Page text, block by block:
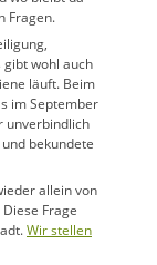
Fragen.
gibt wohl auch
läuft. Beim
im September
unverbindlich
bekundete
allein von
Frage
Wir stellen